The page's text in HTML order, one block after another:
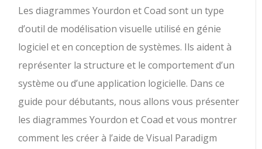
Les diagrammes Yourdon et Coad sont un type
d’outil de modélisation visuelle utilisé en génie
logiciel et en conception de systèmes. Ils aident à
représenter la structure et le comportement d’un
système ou d’une application logicielle. Dans ce
guide pour débutants, nous allons vous présenter
les diagrammes Yourdon et Coad et vous montrer
comment les créer à l’aide de Visual Paradigm